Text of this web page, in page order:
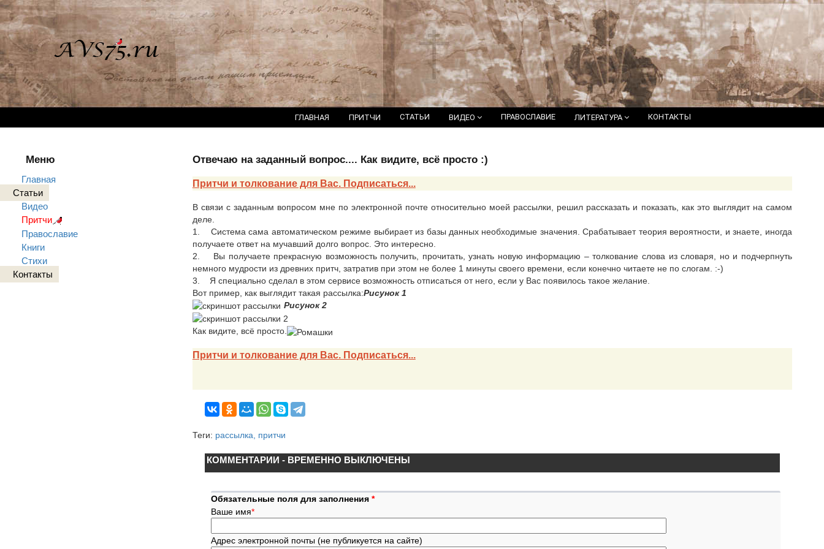
ГЛАВНАЯ ПРИТЧИ СТАТЬИ ВИДЕО ПРАВОСЛАВИЕ ЛИТЕРАТУРА КОНТАКТЫ
Меню
Главная
Статьи
Видео
Притчи
Православие
Книги
Стихи
Контакты
Отвечаю на заданный вопрос.... Как видите, всё просто :)
Притчи и толкование для Вас. Подписаться...
В связи с заданным вопросом мне по электронной почте относительно моей рассылки, решил рассказать и показать, как это выглядит на самом
деле.
1. Система сама автоматическом режиме выбирает из базы данных необходимые значения. Срабатывает теория вероятности, и знаете, иногда
получаете ответ на мучавший долго вопрос. Это интересно.
2. Вы получаете прекрасную возможность получить, прочитать, узнать новую информацию – толкование слова из словаря, но и подчерпнуть
немного мудрости из древних притч, затратив при этом не более 1 минуты своего времени, если конечно читаете не по слогам. :-)
3. Я специально сделал в этом сервисе возможность отписаться от него, если у Вас появилось такое желание.
Вот пример, как выглядит такая рассылка:Рисунок 1
Рисунок 2
Как видите, всё просто.
Притчи и толкование для Вас. Подписаться...
Теги: рассылка, притчи
КОММЕНТАРИИ - ВРЕМЕННО ВЫКЛЮЧЕНЫ
Обязательные поля для заполнения *
Ваше имя*
Адрес электронной почты (не публикуется на сайте)